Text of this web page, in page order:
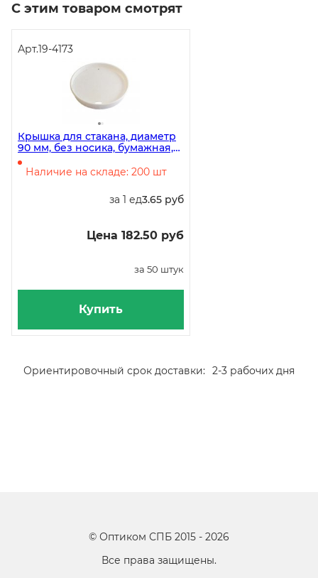
С этим товаром смотрят
Арт.19-4173
Крышка для стакана, диаметр
90 мм, без носика, бумажная,
белая, 50 штук
Наличие на складе: 200 шт
за 1 ед3.65 руб
Цена 182.50 руб
за 50 штук
Купить
Ориентировочный срок доставки: 2-3 рабочих дня
© Оптиком СПБ 2015 - 2026
Все права защищены.